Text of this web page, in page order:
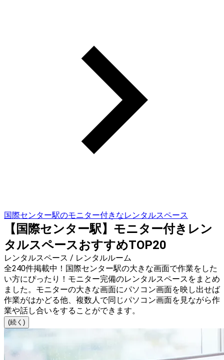
国際センター駅のモニター付きなレンタルスペース
【国際センター駅】モニター付きレン
タルスペースおすすめTOP20
レンタルスペース / レンタルルーム
全240件掲載中！国際センター駅の大きな画面で作業をした
い方にぴったり！モニター完備のレンタルスペースをまとめ
ました。モニターの大きな画面にパソコン画面を映し出せば
作業がはかどる他、複数人で同じパソコン画面を見ながら作
業や話し合いをすることができます。
(続く)